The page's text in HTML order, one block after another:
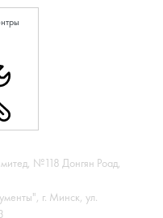
№118 Донгян Роад,
г. Минск, ул.